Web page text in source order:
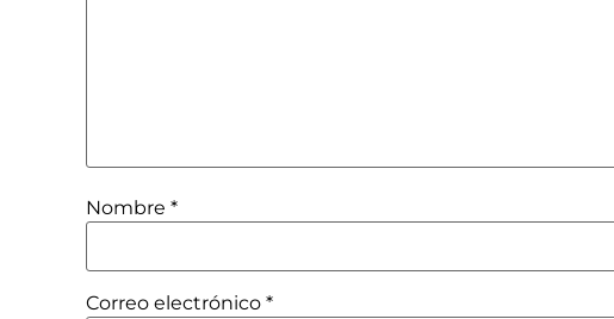
Nombre *
Correo electrónico *